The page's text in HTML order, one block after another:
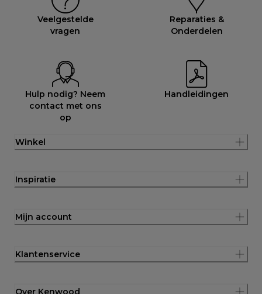
Veelgestelde
vragen
Reparaties &
Onderdelen
Hulp nodig? Neem
contact met ons
op
Handleidingen
Winkel
Inspiratie
Mijn account
Klantenservice
Over Kenwood